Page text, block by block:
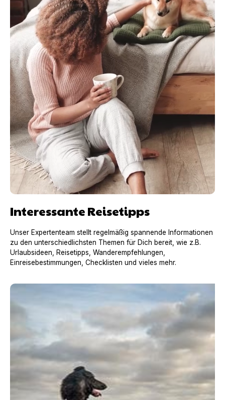
Interessante Reisetipps
Unser Expertenteam stellt regelmäßig spannende Informationen
zu den unterschiedlichsten Themen für Dich bereit, wie z.B.
Urlaubsideen, Reisetipps, Wanderempfehlungen,
Einreisebestimmungen, Checklisten und vieles mehr.
Urlaub mit Hund in Frankreich